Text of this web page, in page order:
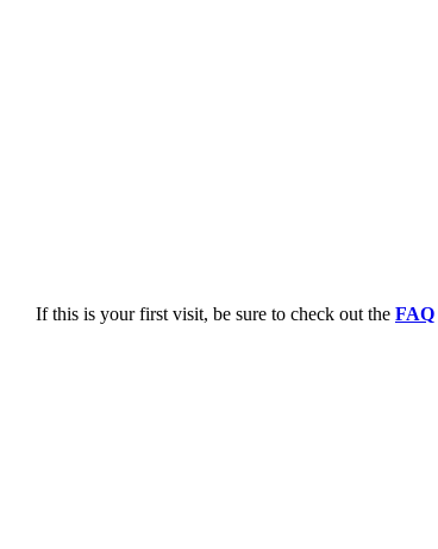
If this is your first visit, be sure to check out the FAQ